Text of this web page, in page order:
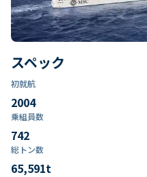
スペック
初就航
2004
乗組員数​
742
総トン数​
65,591t